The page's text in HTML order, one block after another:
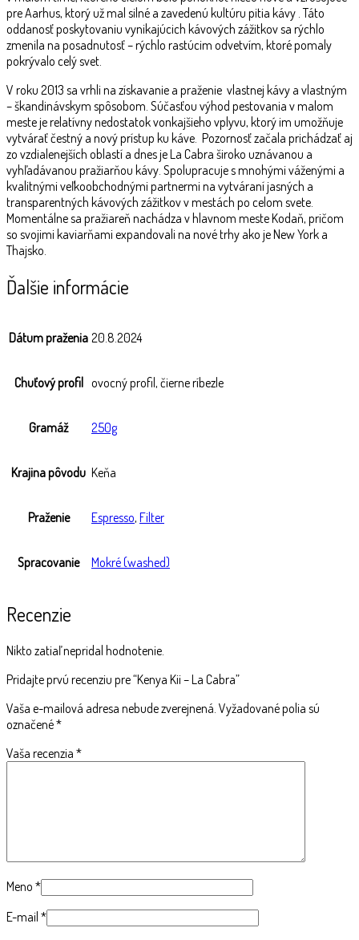
pre Aarhus, ktorý už mal silné a zavedenú kultúru pitia kávy . Táto
oddanosť poskytovaniu vynikajúcich kávových zážitkov sa rýchlo
zmenila na posadnutosť – rýchlo rastúcim odvetvím, ktoré pomaly
pokrývalo celý svet.
V roku 2013 sa vrhli na získavanie a praženie vlastnej kávy a vlastným
– škandinávskym spôsobom. Súčasťou výhod pestovania v malom
meste je relatívny nedostatok vonkajšieho vplyvu, ktorý im umožňuje
vytvárať čestný a nový prístup ku káve. Pozornosť začala prichádzať aj
zo vzdialenejších oblastí a dnes je La Cabra široko uznávanou a
vyhľadávanou pražiarňou kávy. Spolupracuje s mnohými váženými a
kvalitnými veľkoobchodnými partnermi na vytváraní jasných a
transparentných kávových zážitkov v mestách po celom svete.
Momentálne sa pražiareň nachádza v hlavnom meste Kodaň, pričom
so svojimi kaviarňami expandovali na nové trhy ako je New York a
Thajsko.
Ďalšie informácie
Dátum praženia 20.8.2024
Chuťový profil ovocný profil, čierne ríbezle
Gramáž 250g
Krajina pôvodu Keňa
Praženie Espresso, Filter
Spracovanie Mokré (washed)
Recenzie
Nikto zatiaľ nepridal hodnotenie.
Pridajte prvú recenziu pre “Kenya Kii – La Cabra”
Vaša e-mailová adresa nebude zverejnená. Vyžadované polia sú
označené*
Vaša recenzia *
Meno *
E-mail *